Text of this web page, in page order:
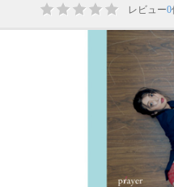
レビュー0